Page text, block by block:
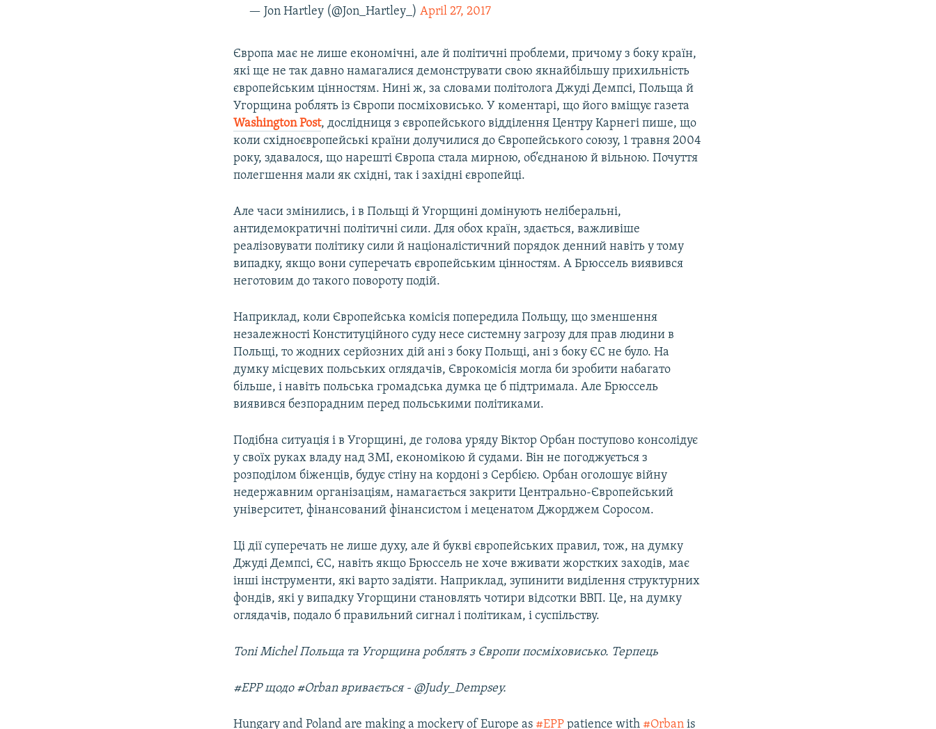
— Jon Hartley (@Jon_Hartley_)April 27, 2017
Європа має не лише економічні, але й політичні проблеми, причому з боку країн,
які ще не так давно намагалися демонструвати свою якнайбільшу прихильність
європейським цінностям. Нині ж, за словами політолога Джуді Демпсі, Польща й
Угорщина роблять із Європи посміховисько. У коментарі, що його вміщує газета
Washington Post​, дослідниця з європейського відділення Центру Карнегі пише, що
коли східноєвропейські країни долучилися до Європейського союзу, 1 травня 2004
року, здавалося, що нарешті Європа стала мирною, об’єднаною й вільною. Почуття
полегшення мали як східні, так і західні європейці.
Але часи змінились, і в Польщі й Угорщині домінують неліберальні,
антидемократичні політичні сили. Для обох країн, здається, важливіше
реалізовувати політику сили й націоналістичний порядок денний навіть у тому
випадку, якщо вони суперечать європейським цінностям. А Брюссель виявився
неготовим до такого повороту подій.
Наприклад, коли Європейська комісія попередила Польщу, що зменшення
незалежності Конституційного суду несе системну загрозу для прав людини в
Польщі, то жодних серйозних дій ані з боку Польщі, ані з боку ЄС не було. На
думку місцевих польських оглядачів, Єврокомісія могла би зробити набагато
більше, і навіть польська громадська думка це б підтримала. Але Брюссель
виявився безпорадним перед польськими політиками.
Подібна ситуація і в Угорщині, де голова уряду Віктор Орбан поступово консолідує
у своїх руках владу над ЗМІ, економікою й судами. Він не погоджується з
розподілом біженців, будує стіну на кордоні з Сербією. Орбан оголошує війну
недержавним організаціям, намагається закрити Центрально-Європейський
університет, фінансований фінансистом і меценатом Джорджем Соросом.
Ці дії суперечать не лише духу, але й букві європейських правил, тож, на думку
Джуді Демпсі, ЄС, навіть якщо Брюссель не хоче вживати жорстких заходів, має
інші інструменти, які варто задіяти. Наприклад, зупинити виділення структурних
фондів, які у випадку Угорщини становлять чотири відсотки ВВП. Це, на думку
оглядачів, подало б правильний сигнал і політикам, і суспільству.
Toni Michel‏ Польща та Угорщина роблять з Європи посміховисько. Терпець
#EPP щодо #Orban вривається - @Judy_Dempsey.
Hungary and Poland are making a mockery of Europe as #EPP patience with #Orban is